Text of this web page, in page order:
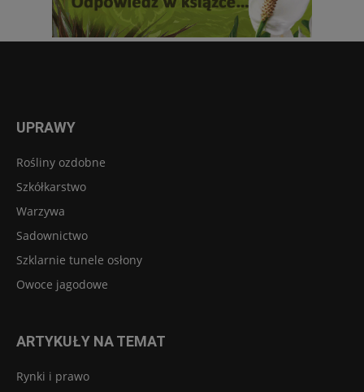
UPRAWY
Rośliny ozdobne
Szkółkarstwo
Warzywa
Sadownictwo
Szklarnie tunele osłony
Owoce jagodowe
ARTYKUŁY NA TEMAT
Rynki i prawo